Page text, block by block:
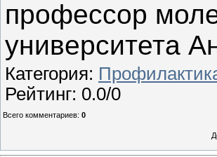
профессор
университета
Категория:
Рейтинг: 0.0/0
Всего комментариев: 0